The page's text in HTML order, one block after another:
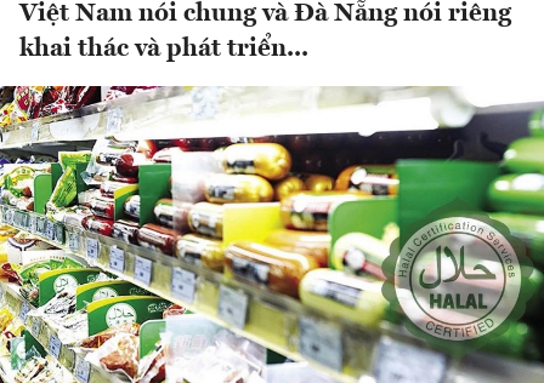
Việt Nam nói chung và Đà Nẵng nói riêng
khai thác và phát triển...